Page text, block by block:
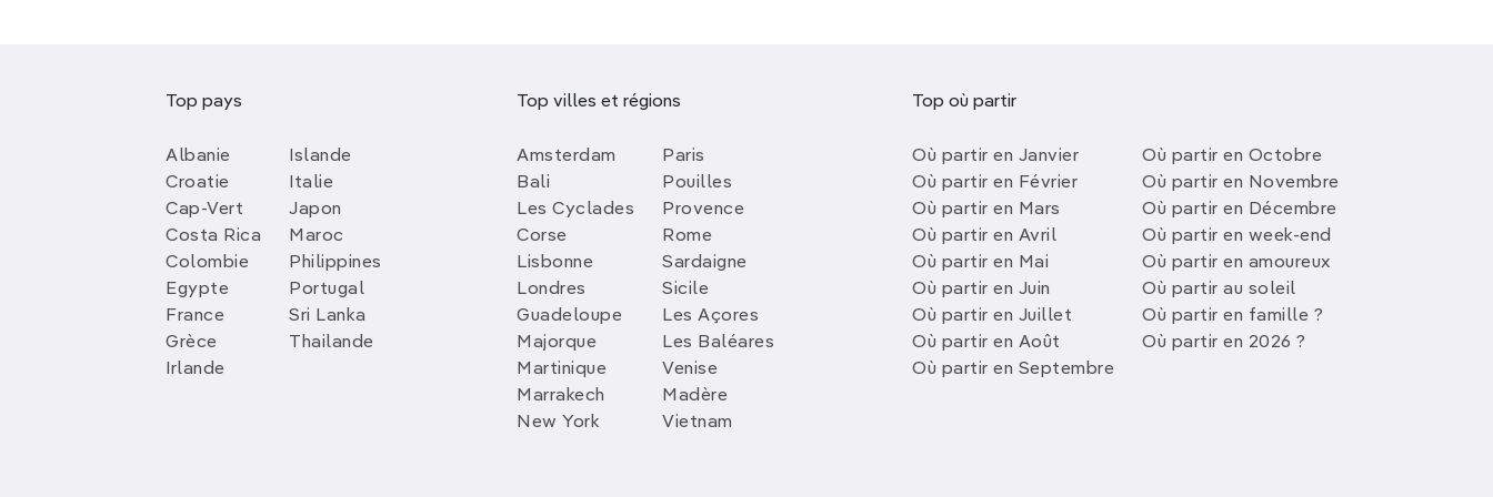
Top pays
Albanie
Croatie
Cap-Vert
Costa Rica
Colombie
Egypte
France
Grèce
Irlande
Islande
Italie
Japon
Maroc
Philippines
Portugal
Sri Lanka
Thailande
Top villes et régions
Amsterdam
Bali
Les Cyclades
Corse
Lisbonne
Londres
Guadeloupe
Majorque
Martinique
Marrakech
New York
Paris
Pouilles
Provence
Rome
Sardaigne
Sicile
Les Açores
Les Baléares
Venise
Madère
Vietnam
Top où partir
Où partir en Janvier
Où partir en Février
Où partir en Mars
Où partir en Avril
Où partir en Mai
Où partir en Juin
Où partir en Juillet
Où partir en Août
Où partir en Septembre
Où partir en Octobre
Où partir en Novembre
Où partir en Décembre
Où partir en week-end
Où partir en amoureux
Où partir au soleil
Où partir en famille ?
Où partir en 2026 ?